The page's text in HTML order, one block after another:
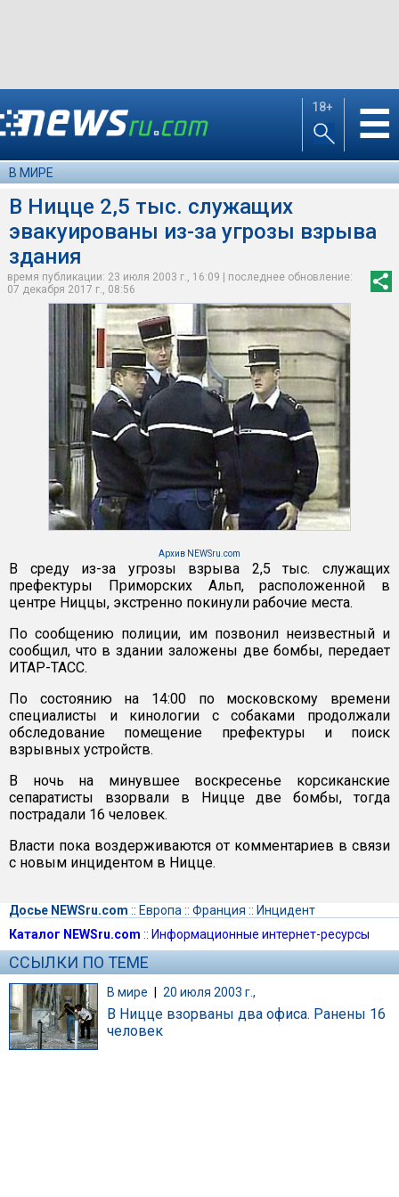
18+ ☰
В МИРЕ
В Ницце 2,5 тыс. служащих
эвакуированы из-за угрозы взрыва
здания
время публикации: 23 июля 2003 г., 16:09 | последнее обновление:
07 декабря 2017 г., 08:56
Архив NEWSru.com
В среду из-за угрозы взрыва 2,5 тыс. служащих
префектуры Приморских Альп, расположенной в
центре Ниццы, экстренно покинули рабочие места.
По сообщению полиции, им позвонил неизвестный и
сообщил, что в здании заложены две бомбы, передает
ИТАР-ТАСС.
По состоянию на 14:00 по московскому времени
специалисты и кинологии с собаками продолжали
обследование помещение префектуры и поиск
взрывных устройств.
В ночь на минувшее воскресенье корсиканские
сепаратисты взорвали в Ницце две бомбы, тогда
пострадали 16 человек.
Власти пока воздерживаются от комментариев в связи
с новым инцидентом в Ницце.
Досье NEWSru.com :: Европа :: Франция :: Инцидент
Каталог NEWSru.com :: Информационные интернет-ресурсы
ССЫЛКИ ПО ТЕМЕ
В мире | 20 июля 2003 г.,
В Ницце взорваны два офиса. Ранены 16
человек